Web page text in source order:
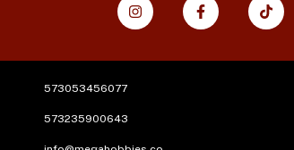
573053456077
573235900643